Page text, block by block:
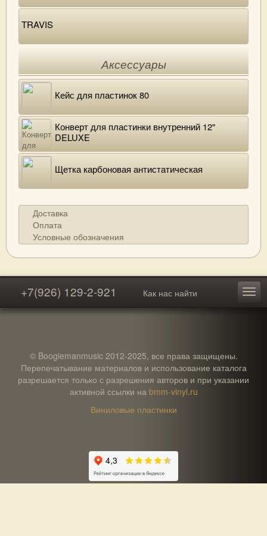
TRAVIS
Аксессуары
Кейс для пластинок 80
Конверт для пластинки внутренний 12"
DELUXE
Щетка карбоновая антистатическая
Доставка
Оплата
Условные обозначения
+7(926) 129-2-921 Как нас найти
© Boogiemanmusic 2012-2025, все права защищены.
Перепечатывание материалов и использование каталога
разрешается только с разрешения авторов и при указании
активной ссылки на bmm-vinyl.ru
Виниловые пластинки